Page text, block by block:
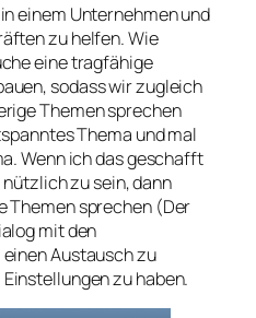
einem Unternehmen und
zu helfen. Wie
eine tragfähige
sodass wir zugleich
Themen sprechen
Thema und mal
Wenn ich das geschafft
zu sein, dann
Themen sprechen (Der
mit den
Austausch zu
zu haben.